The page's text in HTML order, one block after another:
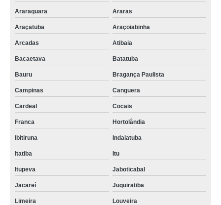
Araraquara Araras
Araçatuba Araçoiabinha
Arcadas Atibaia
Bacaetava Batatuba
Bauru Bragança Paulista
Campinas Canguera
Cardeal Cocais
Franca Hortolândia
Ibitiruna Indaiatuba
Itatiba Itu
Itupeva Jaboticabal
Jacareí Juquiratiba
Limeira Louveira